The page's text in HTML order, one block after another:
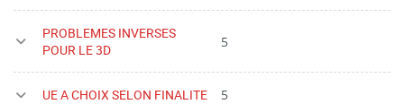
PROBLEMES INVERSES
POUR LE 3D
5
UE A CHOIX SELON FINALITE 5